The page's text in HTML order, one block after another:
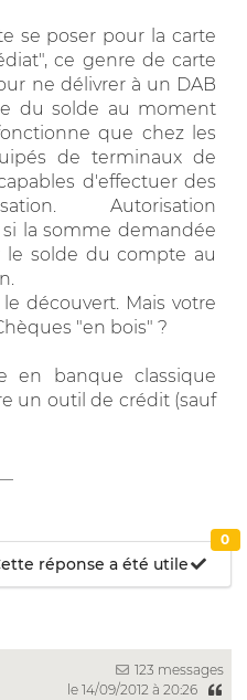
se poser pour la carte
ce genre de carte
ne délivrer à un DAB
du solde au moment
que chez les
de terminaux de
d'effectuer des
Autorisation
la somme demandée
le solde du compte au
découvert. Mais votre
"en bois" ?
en banque classique
un outil de crédit (sauf
réponse a été utile
0
123 messages
le 14/09/2012 à 20:26